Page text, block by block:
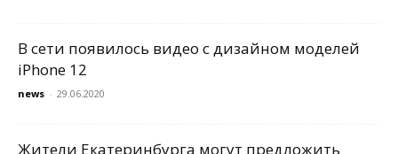
В сети появилось видео с дизайном моделей
iPhone 12
news - 29.06.2020
Жители Екатеринбурга могут предложить